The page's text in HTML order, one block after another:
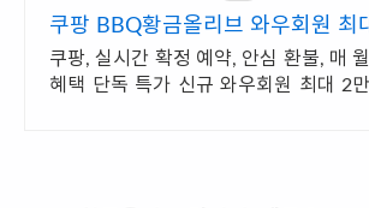
쿠팡 BBQ황금올리브 와우회원 최
쿠팡, 실시간 확정 예약, 안심 환불, 매
혜택 단독 특가 신규 와우회원 최대 2만